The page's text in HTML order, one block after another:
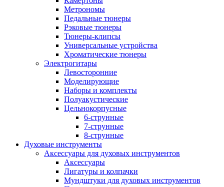
Метрономы
Педальные тюнеры
Рэковые тюнеры
Тюнеры-клипсы
Универсальные устройства
Хроматические тюнеры
Электрогитары
Левосторонние
Моделирующие
Наборы и комплекты
Полуакустические
Цельнокорпусные
6-струнные
7-струнные
8-струнные
Духовые инструменты
Аксессуары для духовых инструментов
Аксессуары
Лигатуры и колпачки
Мундштуки для духовых инструментов